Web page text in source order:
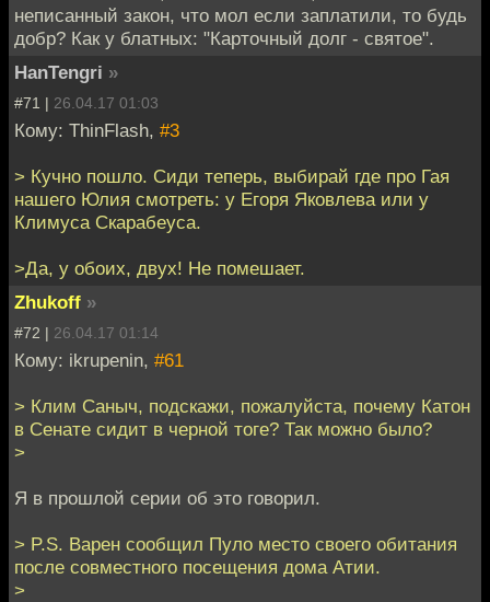
неписанный закон, что мол если заплатили, то будь
добр? Как у блатных: "Карточный долг - святое".
HanTengri »
#71 | 26.04.17 01:03
Кому: ThinFlash, #3
> Кучно пошло. Сиди теперь, выбирай где про Гая
нашего Юлия смотреть: у Егоря Яковлева или у
Климуса Скарабеуса.
>Да, у обоих, двух! Не помешает.
Zhukoff »
#72 | 26.04.17 01:14
Кому: ikrupenin, #61
> Клим Саныч, подскажи, пожалуйста, почему Катон
в Сенате сидит в черной тоге? Так можно было?
>
Я в прошлой серии об это говорил.
> P.S. Варен сообщил Пуло место своего обитания
после совместного посещения дома Атии.
>